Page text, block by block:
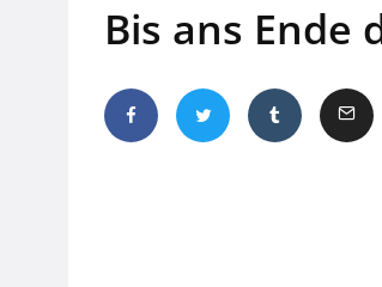
Bis ans